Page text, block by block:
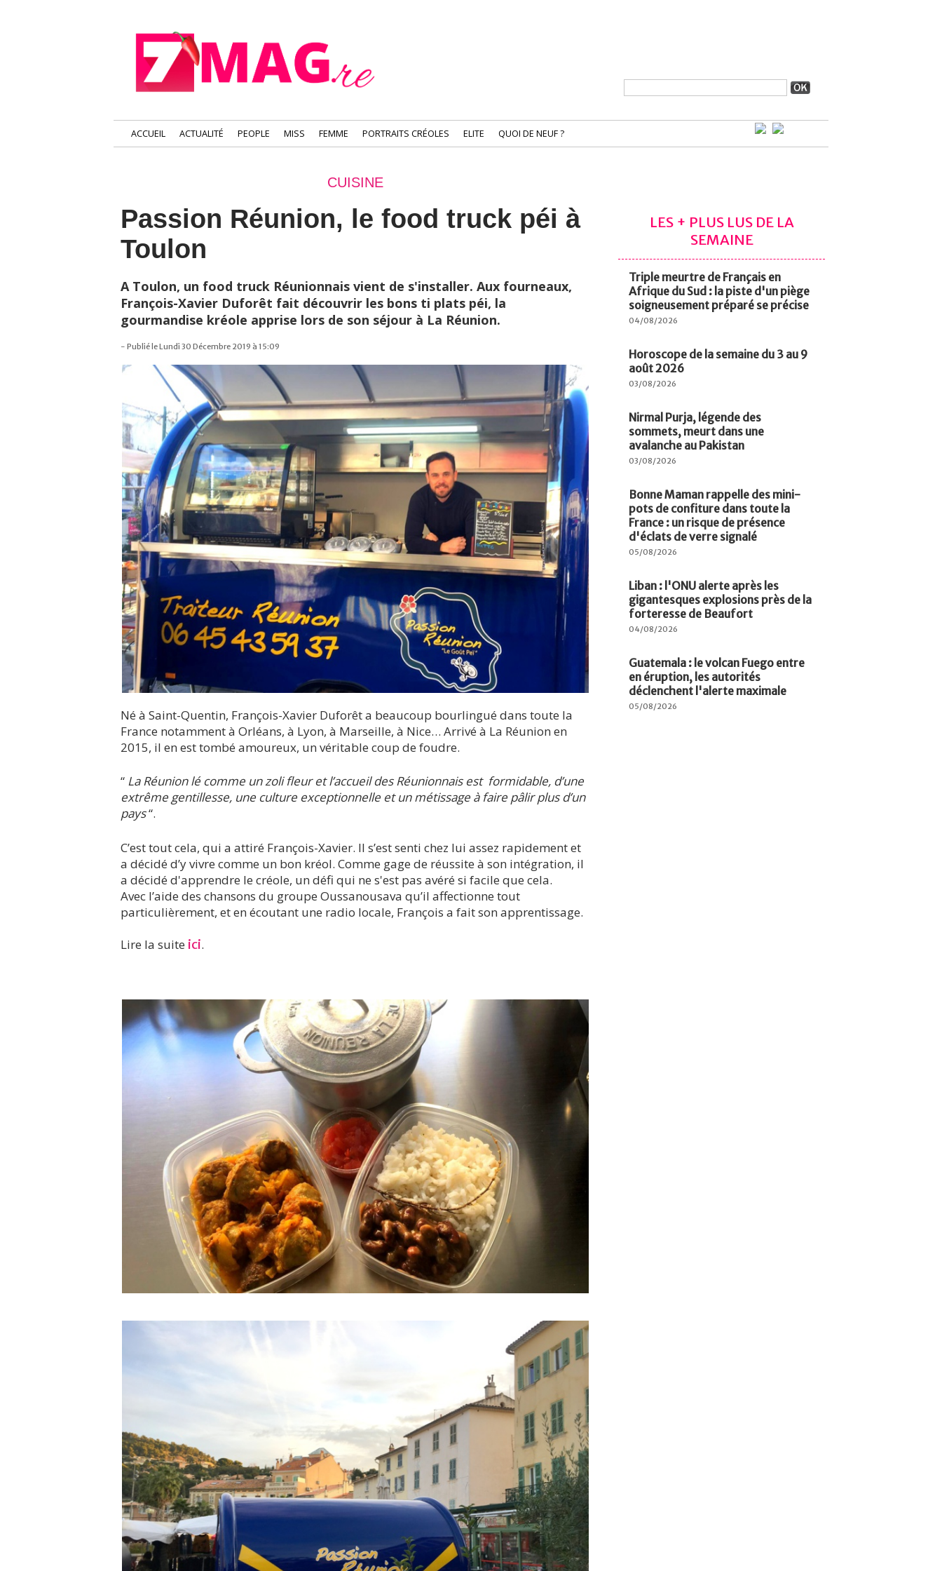
ACCUEIL ACTUALITÉ PEOPLE MISS FEMME PORTRAITS CRÉOLES ELITE QUOI DE NEUF ?
CUISINE
Passion Réunion, le food truck péi à
Toulon
A Toulon, un food truck Réunionnais vient de s'installer. Aux fourneaux,
François-Xavier Duforêt fait découvrir les bons ti plats péi, la
gourmandise kréole apprise lors de son séjour à La Réunion.
- Publié le Lundi 30 Décembre 2019 à 15:09
Né à Saint-Quentin, François-Xavier Duforêt a beaucoup bourlingué dans toute la
France notamment à Orléans, à Lyon, à Marseille, à Nice… Arrivé à La Réunion en
2015, il en est tombé amoureux, un véritable coup de foudre.
“ La Réunion lé comme un zoli fleur et l’accueil des Réunionnais est formidable, d’une
extrême gentillesse, une culture exceptionnelle et un métissage à faire pâlir plus d’un
pays“.
C’est tout cela, qui a attiré François-Xavier. Il s’est senti chez lui assez rapidement et
a décidé d’y vivre comme un bon kréol. Comme gage de réussite à son intégration, il
a décidé d'apprendre le créole, un défi qui ne s'est pas avéré si facile que cela.
Avec l’aide des chansons du groupe Oussanousava qu’il affectionne tout
particulièrement, et en écoutant une radio locale, François a fait son apprentissage.
Lire la suite ici.
LES + PLUS LUS DE LA
SEMAINE
Triple meurtre de Français en
Afrique du Sud : la piste d'un piège
soigneusement préparé se précise
04/08/2026
Horoscope de la semaine du 3 au 9
août 2026
03/08/2026
Nirmal Purja, légende des
sommets, meurt dans une
avalanche au Pakistan
03/08/2026
Bonne Maman rappelle des mini-
pots de confiture dans toute la
France : un risque de présence
d'éclats de verre signalé
05/08/2026
Liban : l'ONU alerte après les
gigantesques explosions près de la
forteresse de Beaufort
04/08/2026
Guatemala : le volcan Fuego entre
en éruption, les autorités
déclenchent l'alerte maximale
05/08/2026